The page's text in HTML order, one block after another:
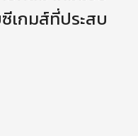
เกมส์ที่ประสบ